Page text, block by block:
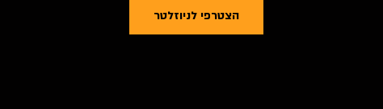
הצטרפי לניוזלטר